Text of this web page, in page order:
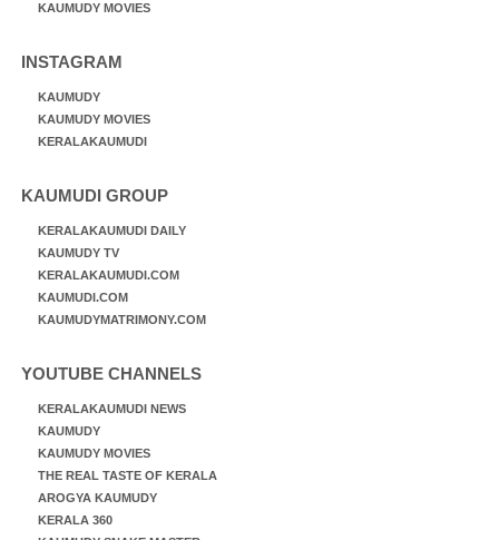
KAUMUDY MOVIES
INSTAGRAM
KAUMUDY
KAUMUDY MOVIES
KERALAKAUMUDI
KAUMUDI GROUP
KERALAKAUMUDI DAILY
KAUMUDY TV
KERALAKAUMUDI.COM
KAUMUDI.COM
KAUMUDYMATRIMONY.COM
YOUTUBE CHANNELS
KERALAKAUMUDI NEWS
KAUMUDY
KAUMUDY MOVIES
THE REAL TASTE OF KERALA
AROGYA KAUMUDY
KERALA 360